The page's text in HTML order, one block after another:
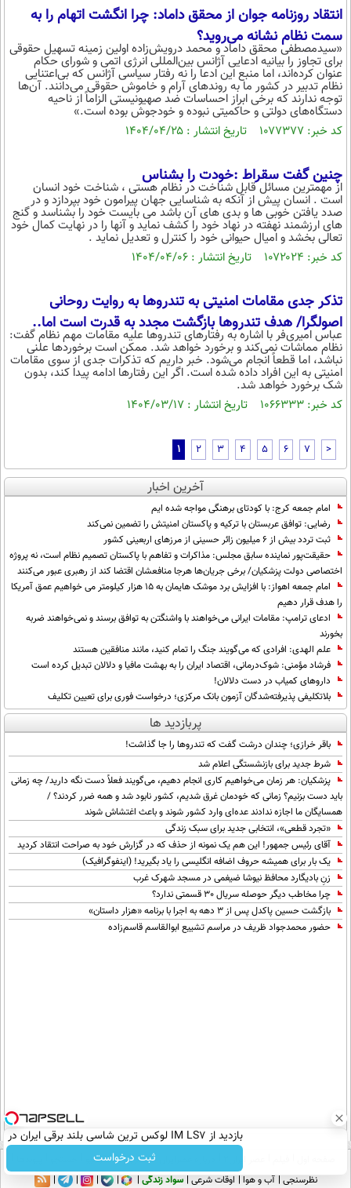
انتقاد روزنامه جوان از محقق داماد: چرا انگشت اتهام را به
سمت نظام نشانه می‌روید؟
«سیدمصطفی محقق داماد و محمد درویش‌زاده اولین زمینه تسهیل حقوقی
برای تجاوز را بیانیه ادعایی آژانس بین‌المللی انرژی اتمی و شورای حکام
عنوان کرده‌اند، اما منبع این ادعا را نه رفتار سیاسی آژانس که بی‌اعتنایی
نظام تدبیر در کشور ما به روندهای آرام و خاموش حقوقی می‌دانند. آن‌ها
توجه ندارند که برخی ابراز احساسات ضد صهیونیستی الزاماً از ناحیه
دستگاه‌های دولتی و حاکمیتی نبوده و خودجوش بوده است.»
کد خبر: ۱۰۷۷۳۷۷ تاریخ انتشار : ۱۴۰۴/۰۴/۲۵
چنین گفت سقراط :خودت را بشناس
از مهمترین مسائل قابل شناخت در نظام هستی ، شناخت خود انسان
است . انسان پیش از آنکه به شناسایی جهان پیرامون خود بپردازد و در
صدد یافتن خوبی ها و بدی های آن باشد می بایست خود را بشناسد و گنج
های ارزشمند نهفته در نهاد خود را کشف نماید و آنها را در نهایت کمال خود
تعالی بخشد و امیال حیوانی خود را کنترل و تعدیل نماید .
کد خبر: ۱۰۷۲۰۲۴ تاریخ انتشار : ۱۴۰۴/۰۴/۰۶
تذکر جدی مقامات امنیتی به تندروها به روایت روحانی
اصولگرا/ هدف تندروها بازگشت مجدد به قدرت است اما..
عباس امیری‌فر با اشاره به رفتارهای تندروها علیه مقامات مهم نظام گفت:
نظام مماشات نمی‌کند و برخورد خواهد شد. ممکن است برخوردها علنی
نباشد، اما قطعاً انجام می‌شود. خبر داریم که تذکرات جدی از سوی مقامات
امنیتی به این افراد داده شده است. اگر این رفتارها ادامه پیدا کند، بدون
شک برخورد خواهد شد.
کد خبر: ۱۰۶۶۳۳۳ تاریخ انتشار : ۱۴۰۴/۰۳/۱۷
1 2 3 4 5 6 7 >
آخرین اخبار
امام جمعه کرج: با کودتای برهنگی مواجه شده ایم
رضایی: توافق عربستان با ترکیه و پاکستان امنیتش را تضمین نمی‌کند
ثبت تردد بیش از ۶ میلیون زائر حسینی از مرزهای اربعینی کشور
حقیقت‌پور نماینده سابق مجلس: مذاکرات و تفاهم با پاکستان تصمیم نظام است، نه پروژه
اختصاصی دولت پزشکیان/ برخی جریان‌ها هرجا منافعشان اقتضا کند از رهبری عبور می‌کنند
امام‌ جمعه اهواز: با افزایش برد موشک هایمان به ۱۵ هزار کیلومتر می خواهیم عمق آمریکا
را هدف قرار دهیم
ادعای ترامپ: مقامات ایرانی می‌خواهند با واشنگتن به توافق برسند و نمی‌خواهند ضربه
بخورند
علم الهدی: افرادی که می‌گویند جنگ را تمام کنید، مانند منافقین هستند
فرشاد مؤمنی: شوک‌درمانی، اقتصاد ایران را به بهشت مافیا و دلالان تبدیل کرده است
داروهای کمیاب در دست دلالان!
بلاتکلیفی پذیرفته‌شدگان آزمون بانک مرکزی؛ درخواست فوری برای تعیین تکلیف
پربازدید ها
باقر خرازی؛ چندان درشت گفت که تندروها را جا گذاشت!
شرط جدید برای بازنشستگی اعلام شد
پزشکیان: هر زمان می‌خواهیم کاری انجام دهیم، می‌گویند فعلاً دست نگه دارید/ چه زمانی
باید دست بزنیم؟ زمانی که خودمان غرق شدیم، کشور نابود شد و همه ضرر کردند؟ /
همسایگان ما اجازه ندادند عده‌ای وارد کشور شوند و باعث اغتشاش شوند
«تجرد قطعی»، انتخابی جدید برای سبک زندگی
آقای رئیس جمهور! این هم یک نمونه از حذف که در گزارش خود به صراحت انتقاد کردید
یک بار برای همیشه حروف اضافه انگلیسی را یاد بگیرید! (اینفوگرافیک)
زنِ بادیگارد محافظ نیوشا ضیغمی در مسجد شهرک غرب
چرا مخاطب دیگر حوصله سریال 30 قسمتی ندارد؟
بازگشت حسین پاکدل پس از ۳ دهه به اجرا با برنامه «هزار داستان»
حضور محمدجواد ظریف در مراسم تشییع ابوالقاسم قاسم‌زاده
بازدید از IM LS7 لوکس ترین شاسی بلند برقی ایران در
باشگاه انقلاب
ثبت درخواست
تماس با ما آرشیو
نظرسنجی آب و هوا اوقات شرعی سواد زندگی